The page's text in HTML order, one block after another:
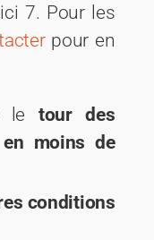
7. Pour les
pour en
le tour des
en moins de
conditions